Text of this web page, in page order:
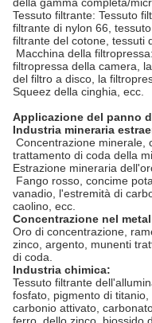
Tessuto filtrante: Tessuto
filtrante di nylon 66,
filtrante del cotone, tessuti
Macchina della
filtropressa della camera,
del filtro a disco, la
Squeez della cinghia, ecc.
Applicazione del panno
Industria mineraria
Concentrazione minerale,
trattamento di coda della
Estrazione mineraria
Fango rosso, concime
vanadio, l'estremità di
caolino, ecc.
Concentrazione nel
Oro di concentrazione,
zinco, argento, munenti
di coda.
Industria chimica:
Tessuto filtrante
fosfato, pigmento di
carbonio attivato,